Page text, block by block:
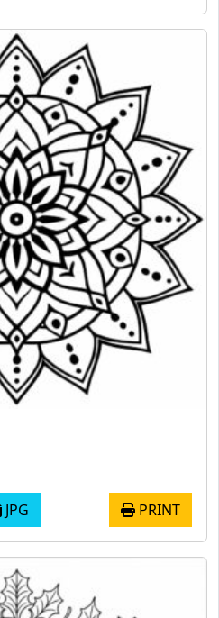
JPG PRINT